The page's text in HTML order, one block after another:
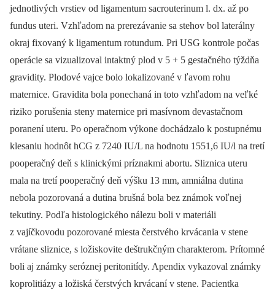
jednotlivých vrstiev od ligamentum sacrouterinum l. dx. až po
fundus uteri. Vzhľadom na prerezávanie sa stehov bol laterálny
okraj fixovaný k ligamentum rotundum. Pri USG kontrole počas
operácie sa vizualizoval intaktný plod v 5 + 5 gestačného týždňa
gravidity. Plodové vajce bolo lokalizované v ľavom rohu
maternice. Gravidita bola ponechaná in toto vzhľadom na veľké
riziko porušenia steny maternice pri masívnom devastačnom
poranení uteru. Po operačnom výkone dochádzalo k postupnému
klesaniu hodnôt hCG z 7240 IU/L na hodnotu 1551,6 IU/l na tretí
pooperačný deň s klinickými príznakmi abortu. Sliznica uteru
mala na tretí pooperačný deň výšku 13 mm, amniálna dutina
nebola pozorovaná a dutina brušná bola bez známok voľnej
tekutiny. Podľa histologického nálezu boli v materiáli
z vajíčkovodu pozorované miesta čerstvého krvácania v stene
vrátane sliznice, s ložiskovite deštrukčným charakterom. Prítomné
boli aj známky seróznej peritonitídy. Apendix vykazoval známky
koprolitiázy a ložiská čerstvých krvácaní v stene. Pacientka